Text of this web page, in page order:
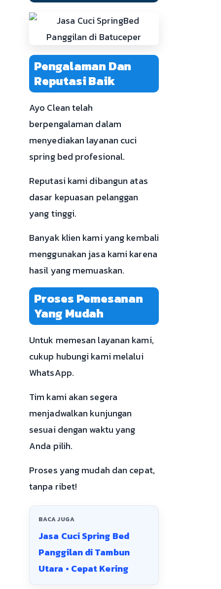
Pengalaman Dan
Reputasi Baik
Ayo Clean telah
berpengalaman dalam
menyediakan layanan cuci
spring bed profesional.
Reputasi kami dibangun atas
dasar kepuasan pelanggan
yang tinggi.
Banyak klien kami yang kembali
menggunakan jasa kami karena
hasil yang memuaskan.
Proses Pemesanan
Yang Mudah
Untuk memesan layanan kami,
cukup hubungi kami melalui
WhatsApp.
Tim kami akan segera
menjadwalkan kunjungan
sesuai dengan waktu yang
Anda pilih.
Proses yang mudah dan cepat,
tanpa ribet!
BACA JUGA
Jasa Cuci Spring Bed
Panggilan di Tambun
Utara • Cepat Kering